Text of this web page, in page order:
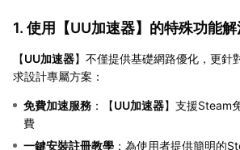
1. 使用【UU加速器】的特殊功能
【UU加速器】不僅提供基礎網路優化，更針
求設計專屬方案：
免費加速服務 ：【UU加速器】支援Steam
費
一鍵安裝註冊教學 ：為使用者提供簡明的